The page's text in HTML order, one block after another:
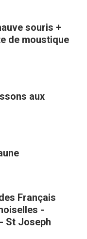
souris +
de moustique
aux
Français
-
St Joseph